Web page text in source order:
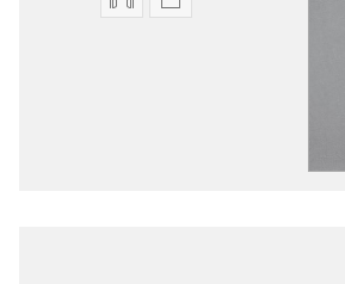
گزینۀ گزینۀ